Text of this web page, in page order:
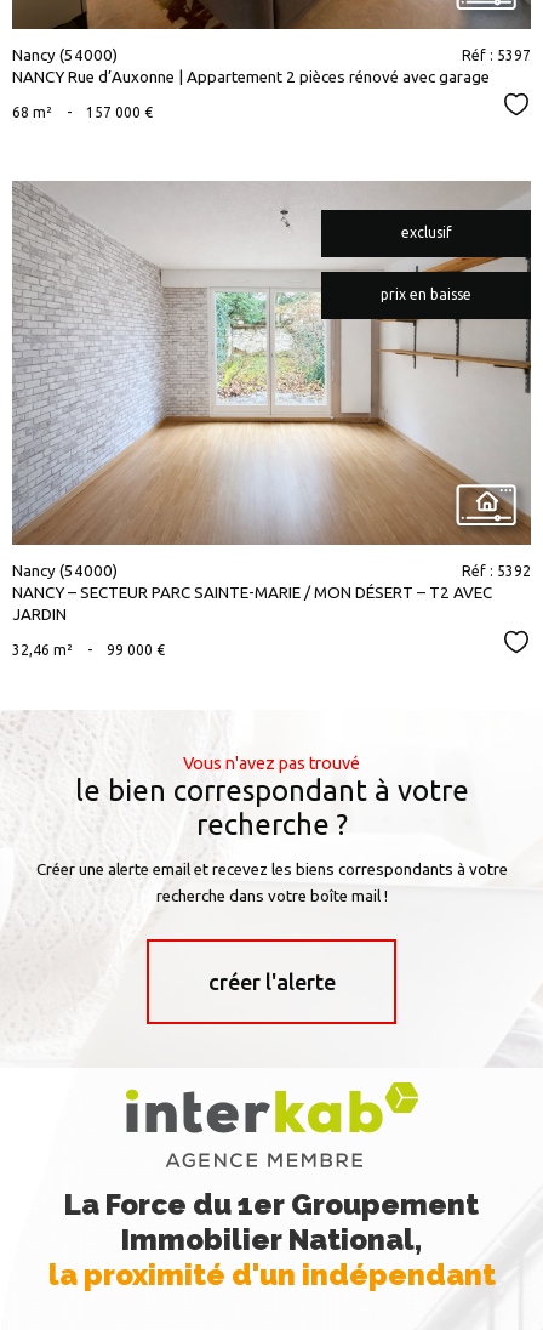
Nancy (54000)
NANCY Rue d’Auxonne | Appartement 2 pièces rénové avec garage
Réf : 5397
68 m² - 157 000 €
exclusif
prix en baisse
voir le
bien
Nancy (54000)
NANCY – SECTEUR PARC SAINTE-MARIE / MON DÉSERT – T2 AVEC
JARDIN
Réf : 5392
32,46 m² - 99 000 €
Vous n'avez pas trouvé
le bien correspondant à votre
recherche ?
Créer une alerte email et recevez les biens correspondants à votre
recherche dans votre boîte mail !
créer l'alerte
La Force du 1er Groupement
Immobilier National,
la proximité d'un indépendant